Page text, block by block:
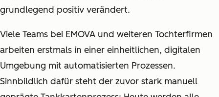
grundlegend positiv verändert.
Viele Teams bei EMOVA und weiteren Tochterfirmen
arbeiten erstmals in einer einheitlichen, digitalen
Umgebung mit automatisierten Prozessen.
Sinnbildlich dafür steht der zuvor stark manuell